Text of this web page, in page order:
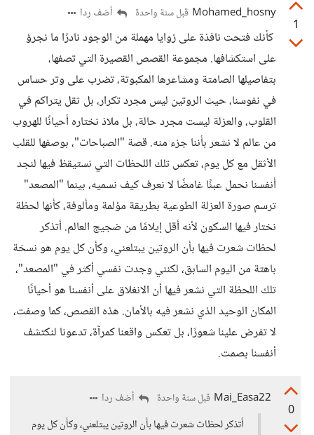
1
Mohamed_hosny قبل سنة واحدة أضف ردا
كأنك فتحت نافذة على زوايا مهملة من الوجود نادرًا ما نجرؤ
على استكشافها. مجموعة القصص القصيرة التي تصفها،
بتفاصيلها الصامتة ومشاعرها المكبوتة، تضرب على وتر حساس
في نفوسنا، حيث الروتين ليس مجرد تكرار، بل ثقل يتراكم في
القلوب، والعزلة ليست مجرد حالة، بل ملاذ نختاره أحيانًا للهروب
من عالم لا نشعر بأننا جزء منه. قصة "الصباحات"، بوصفها للقلب
الأثقل مع كل يوم، تعكس تلك اللحظات التي نستيقظ فيها لنجد
أنفسنا نحمل عبئًا غامضًا لا نعرف كيف نسميه، بينما "المصعد"
ترسم صورة العزلة الطوعية بطريقة مؤلمة ومألوفة، كأنها لحظة
نختار فيها السكون لأنه أقل إيلامًا من ضجيج العالم. أتذكر
لحظات شعرت فيها بأن الروتين يبتلعني، وكأن كل يوم هو نسخة
باهتة من اليوم السابق، لكنني وجدت نفسي أكثر في "المصعد"،
تلك اللحظة التي نشعر فيها أن الانغلاق على أنفسنا هو أحيانًا
المكان الوحيد الذي نشعر فيه بالأمان. هذه القصص، كما وصفت،
لا تفرض علينا شعورًا، بل تعكس واقعنا كمرآة، تدعونا لنكتشف
أنفسنا بصمت.
0
Mai_Easa22 قبل سنة واحدة
أضف ردا
أتذكر لحظات شعرت فيها بأن الروتين يبتلعني، وكأن كل يوم